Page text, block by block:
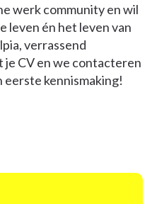
werk community en wil
leven én het leven van
verrassend
CV en we contacteren
eerste kennismaking!